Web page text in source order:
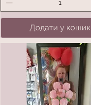
Додати у кошик